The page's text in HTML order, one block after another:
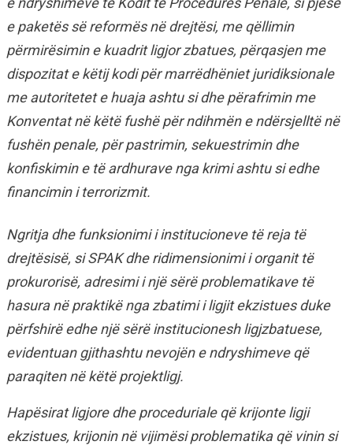
e paketës së reformës në drejtësi, me qëllimin
përmirësimin e kuadrit ligjor zbatues, përqasjen me
dispozitat e këtij kodi për marrëdhëniet juridiksionale
me autoritetet e huaja ashtu si dhe përafrimin me
Konventat në këtë fushë për ndihmën e ndërsjelltë në
fushën penale, për pastrimin, sekuestrimin dhe
konfiskimin e të ardhurave nga krimi ashtu si edhe
financimin i terrorizmit.
Ngritja dhe funksionimi i institucioneve të reja të
drejtësisë, si SPAK dhe ridimensionimi i organit të
prokurorisë, adresimi i një sërë problematikave të
hasura në praktikë nga zbatimi i ligjit ekzistues duke
përfshirë edhe një sërë institucionesh ligjzbatuese,
evidentuan gjithashtu nevojën e ndryshimeve që
paraqiten në këtë projektligj.
Hapësirat ligjore dhe proceduriale që krijonte ligji
ekzistues, krijonin në vijimësi problematika që vinin si